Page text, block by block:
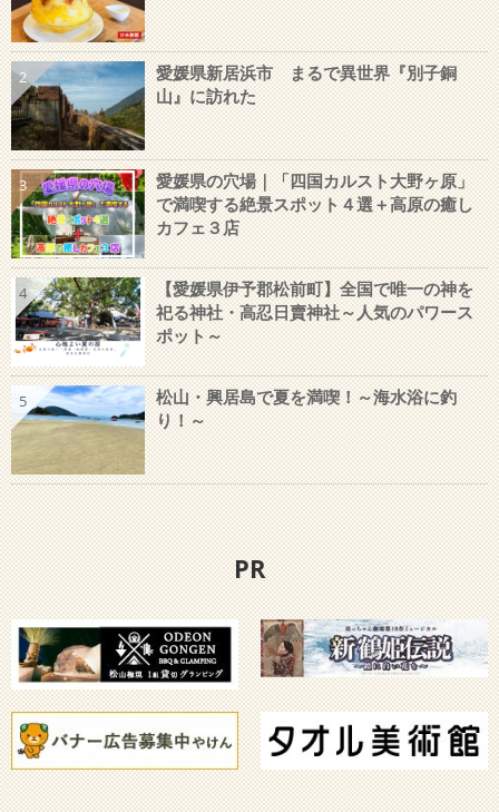
2
愛媛県新居浜市 まるで異世界『別子銅
山』に訪れた
3
愛媛県の穴場｜「四国カルスト大野ヶ原」
で満喫する絶景スポット４選＋高原の癒し
カフェ３店
4
【愛媛県伊予郡松前町】全国で唯一の神を
祀る神社・高忍日賣神社～人気のパワース
ポット～
5
松山・興居島で夏を満喫！～海水浴に釣
り！～
PR